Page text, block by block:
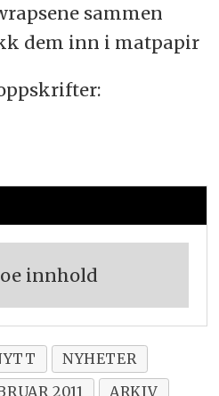
sammen
dem inn i matpapir
innhold
NYHETER
2011
ARKIV